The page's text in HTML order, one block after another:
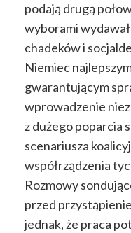
podają drugą
wyborami
chadeków i
Niemiec
gwarantującym
wprowadzenie
z dużego poparcia
scenariusza
współrządzenia
Rozmowy
przed
jednak, że praca